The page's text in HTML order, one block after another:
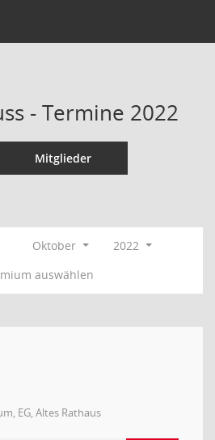
- Termine 2022
Mitglieder
Oktober
2022
auswählen
EG, Altes Rathaus